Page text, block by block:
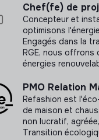
Chef(fe) de
Concepteur et
optimisons
Engagés dans la
RGE, nous offrons
énergies
PMO Relation
Refashion est
de maison et
non lucratif,
Transition